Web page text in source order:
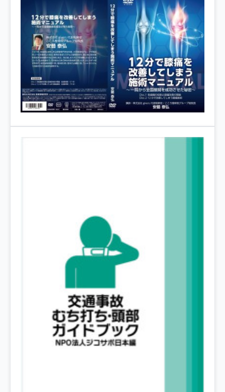
4院の比較・選び方
股関節痛
五十肩
猫背・姿勢矯正
椎間板ヘルニア
ご予約・お問い合わせ
医師・専門家の推薦
ブランド全体トップ（全国125院）
全国の店舗一覧HIROSHIMA AREA
広島の4院から、
あなたの一院を。